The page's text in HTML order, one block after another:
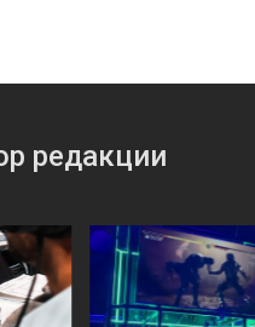
редакции